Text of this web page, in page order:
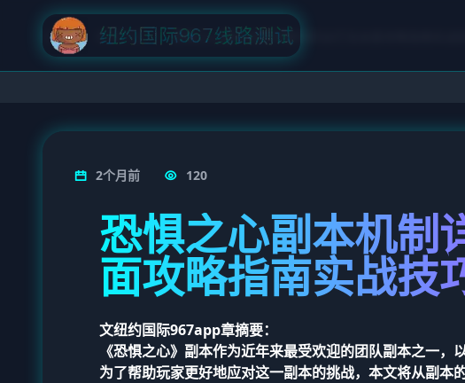
首页 赛事新闻 恐惧之心副本机制详解与职业打法全面攻略指南实战
2个月前 120
恐惧之心副本机制
面攻略指南实战技
文纽约国际967app章摘要：
《恐惧之心》副本作为近年来最受欢迎的团队副本之一，
为了帮助玩家更好地应对这一副本的挑战，本文将从副